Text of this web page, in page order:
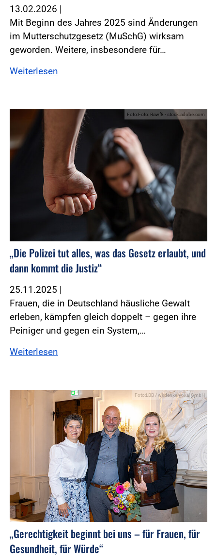
13.02.2026 |
Mit Beginn des Jahres 2025 sind Änderungen
im Mutterschutzgesetz (MuSchG) wirksam
geworden. ­Weitere, insbesondere für…
Weiterlesen
Foto:Foto: Rawf8 - stock.adobe.com
„Die Polizei tut alles, was das Gesetz erlaubt, und
dann kommt die Justiz“
25.11.2025 |
Frauen, die in Deutschland häusliche Gewalt
erleben, kämpfen gleich doppelt – gegen ihre
Peiniger und gegen ein System,…
Weiterlesen
Foto:LBB / wirdenkenlokal GmbH
„Gerechtigkeit beginnt bei uns – für Frauen, für
Gesundheit, für Würde“